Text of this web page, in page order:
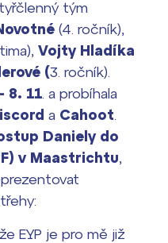
roku
tým
(4. ročník),
Vojty Hladíka
(3. ročník).
8. 11 . a probíhala
a Cahoot
Daniely do
v Maastrichtu,
EYP je pro mě již